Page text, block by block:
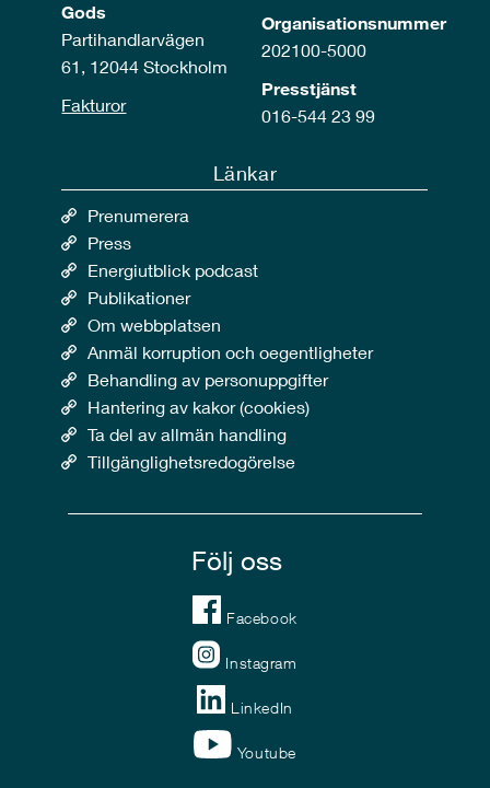
Gods
Partihandlarvägen
61, 12044 Stockholm
Fakturor
Organisationsnummer
202100-5000
Presstjänst
016-544 23 99
Länkar
Prenumerera
Press
Energiutblick podcast
Publikationer
Om webbplatsen
Anmäl korruption och oegentligheter
Behandling av personuppgifter
Hantering av kakor (cookies)
Ta del av allmän handling
Tillgänglighetsredogörelse
Följ oss
Facebook
Instagram
LinkedIn
Youtube